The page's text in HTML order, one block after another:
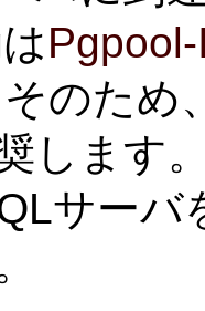
のため
します
サー